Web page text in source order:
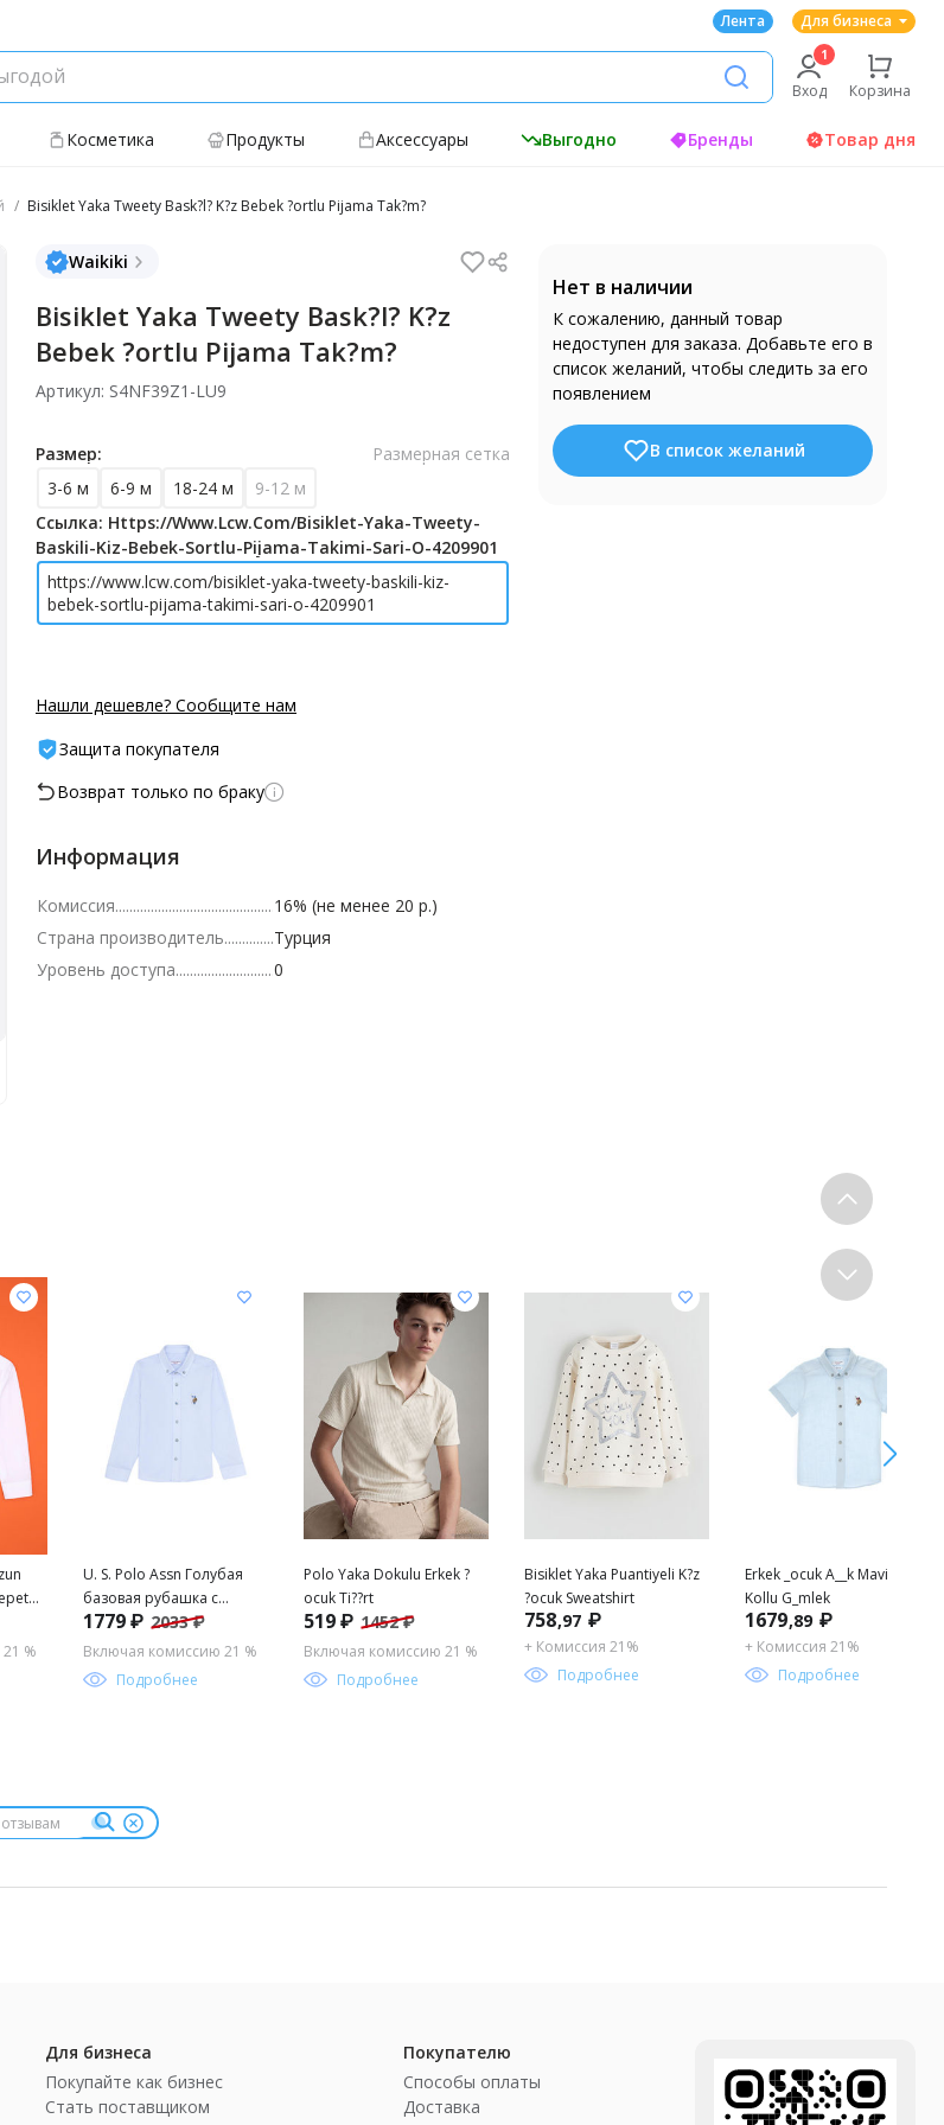
Лента Для бизнеса
Вход Корзина
Косметика Продукты Аксессуары Выгодно Бренды Товар дня
Bisiklet Yaka Tweety Bask?l? K?z Bebek ?ortlu Pijama Tak?m?
Waikiki
Bisiklet Yaka Tweety Bask?l? K?z
Bebek ?ortlu Pijama Tak?m?
Артикул: S4NF39Z1-LU9
Размер:
Размерная сетка
3-6 м
6-9 м 18-24 м
9-12 м
Ссылка: Https://www.lcw.com/bisiklet-Yaka-Tweety-
Baskili-Kiz-Bebek-Sortlu-Pijama-Takimi-Sari-O-4209901
https://www.lcw.com/bisiklet-yaka-tweety-baskili-kiz-
bebek-sortlu-pijama-takimi-sari-o-4209901
Нет в наличии
К сожалению, данный товар
недоступен для заказа. Добавьте его в
список желаний, чтобы следить за его
появлением
В список желаний
Нашли дешевле? Сообщите нам
Защита покупателя
Возврат только по браку
Информация
Комиссия
16% (не менее 20 р.)
Страна производитель
Турция
Уровень доступа
0
%
U. S. Polo Assn Голубая
базовая рубашка с
длинным рукавом для
мальчика
1779 ₽ 2033 ₽
Включая комиссию 21 %
Подробнее
Polo Yaka Dokulu Erkek ?
ocuk Ti??rt
519 ₽ 1452 ₽
Включая комиссию 21 %
Подробнее
Bisiklet Yaka Puantiyeli K?z
?ocuk Sweatshirt
758,97 ₽
+ Комиссия 21%
Подробнее
Erkek _ocuk A__k Mavi K_sa
Kollu G_mlek
1679,89 ₽
+ Комиссия 21%
Подробнее
Для бизнеса
Покупайте как бизнес
Стать поставщиком
Покупателю
Способы оплаты
Доставка